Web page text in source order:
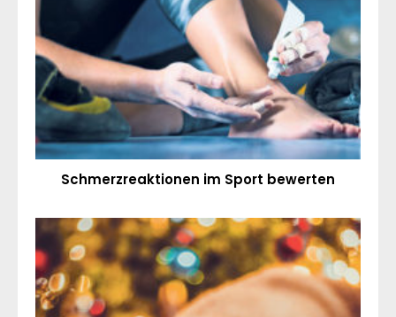
Schmerzreaktionen im Sport bewerten